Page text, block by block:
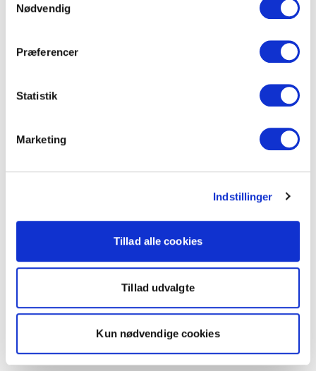
Nødvendig
Præferencer
Statistik
Marketing
Indstillinger
Tillad alle cookies
Tillad udvalgte
Kun nødvendige cookies